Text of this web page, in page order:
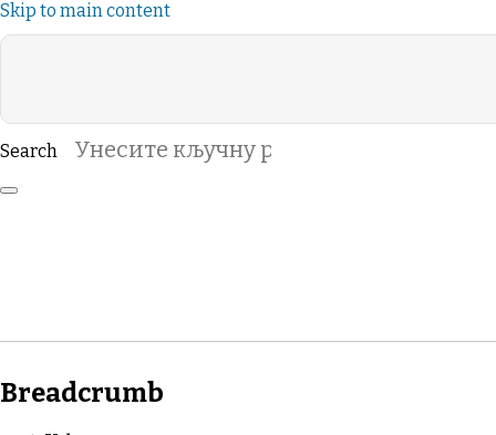
Skip to main content
Header Category Menu
Search
Breadcrumb